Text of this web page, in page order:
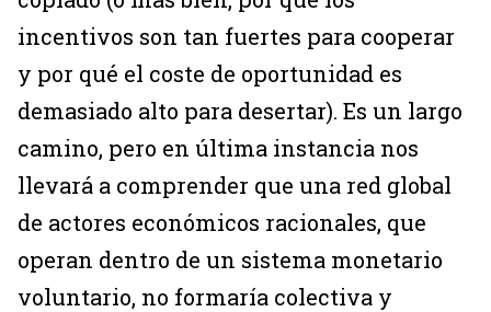
incentivos son tan fuertes para cooperar
y por qué el coste de oportunidad es
demasiado alto para desertar). Es un largo
camino, pero en última instancia nos
llevará a comprender que una red global
de actores económicos racionales, que
operan dentro de un sistema monetario
voluntario, no formaría colectiva y